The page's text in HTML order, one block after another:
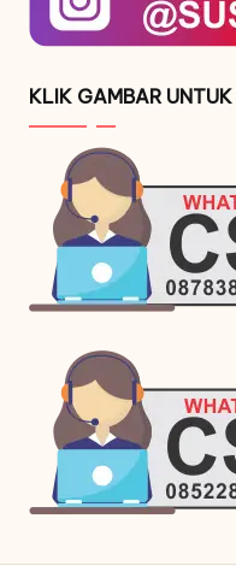
KLIK GAMBAR